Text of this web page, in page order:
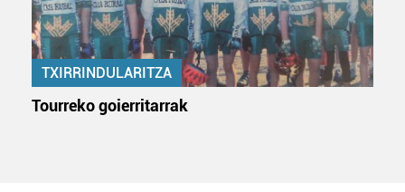
TXIRRINDULARITZA
Tourreko goierritarrak